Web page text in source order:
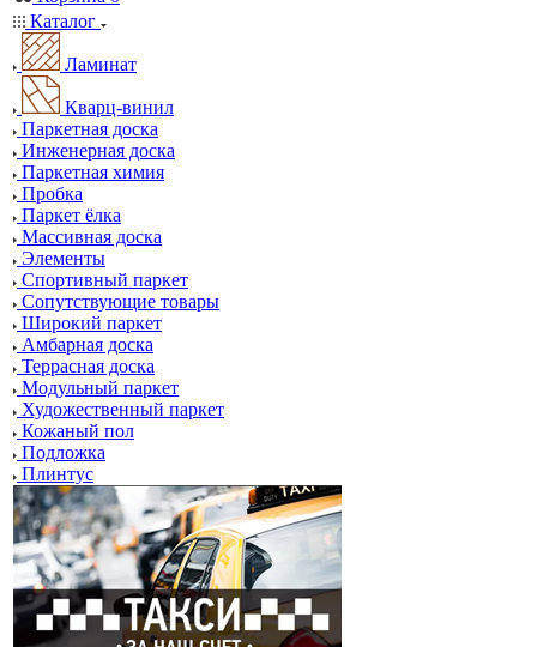
Каталог
Ламинат
Кварц-винил
Паркетная доска
Инженерная доска
Паркетная химия
Пробка
Паркет ёлка
Массивная доска
Элементы
Спортивный паркет
Сопутствующие товары
Широкий паркет
Амбарная доска
Террасная доска
Модульный паркет
Художественный паркет
Кожаный пол
Подложка
Плинтус